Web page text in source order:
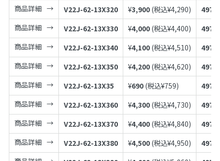
商品詳細
V22J-62-13X320 ¥3,900 (税込¥4,290)
商品詳細
V22J-62-13X330 ¥4,000 (税込¥4,400)
商品詳細
V22J-62-13X340 ¥4,100 (税込¥4,510)
商品詳細
V22J-62-13X350 ¥4,200 (税込¥4,620)
商品詳細
V22J-62-13X35 ¥690 (税込¥759)
商品詳細
V22J-62-13X360 ¥4,300 (税込¥4,730)
商品詳細
V22J-62-13X370 ¥4,400 (税込¥4,840)
商品詳細
V22J-62-13X380 ¥4,500 (税込¥4,950)